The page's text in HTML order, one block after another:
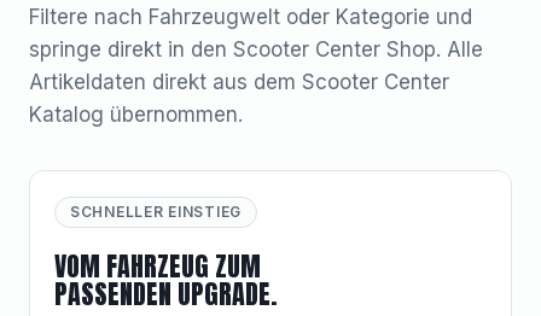
Filtere nach Fahrzeugwelt oder Kategorie und
springe direkt in den Scooter Center Shop. Alle
Artikeldaten direkt aus dem Scooter Center
Katalog übernommen.
SCHNELLER EINSTIEG
VOM FAHRZEUG ZUM
PASSENDEN UPGRADE.